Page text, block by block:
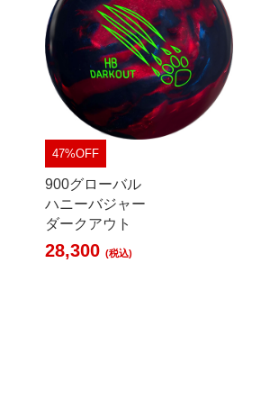
47%OFF
900グローバル
ハニーバジャー
ダークアウト
28,300 (税込)